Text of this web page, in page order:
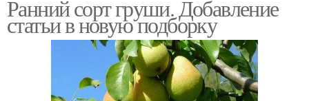
Ранний сорт груши. Добавление
статьи в новую подборку